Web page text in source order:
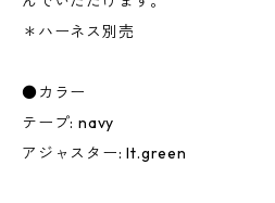
＊ハーネス別売
●カラー
テープ: navy
アジャスター: lt.green